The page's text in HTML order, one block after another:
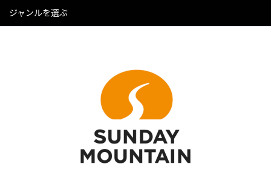
ジャンルを選ぶ